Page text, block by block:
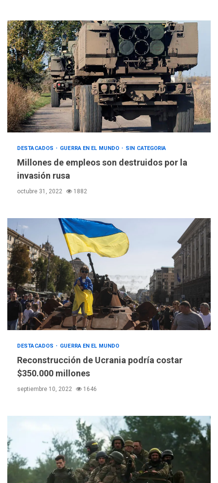
DESTACADOS GUERRA EN EL MUNDO SIN CATEGORIA
Millones de empleos son destruidos por la
invasión rusa
octubre 31, 2022 1882
DESTACADOS GUERRA EN EL MUNDO
Reconstrucción de Ucrania podría costar
$350.000 millones
septiembre 10, 2022 1646